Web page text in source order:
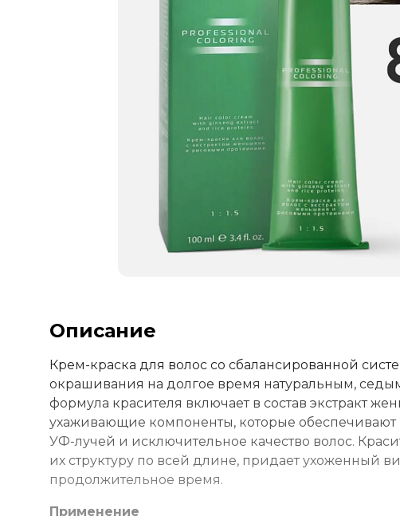
Описание
Крем-краска для волос со сбалансированной
окрашивания на долгое время натуральным,
формула красителя включает в состав экстракт
ухаживающие компоненты, которые обеспечивают
УФ-лучей и исключительное качество волос.
их структуру по всей длине, придает ухоженный
продолжительное время.
Применение